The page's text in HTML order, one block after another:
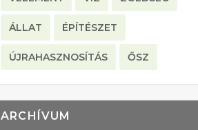
ÁLLAT ÉPÍTÉSZET
ÚJRAHASZNOSÍTÁS ŐSZ
ARCHÍVUM